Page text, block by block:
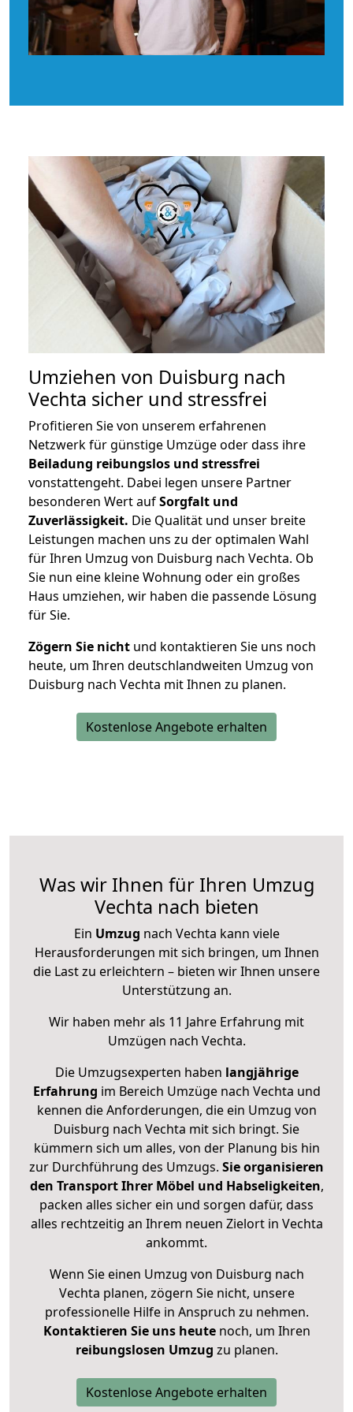
Umziehen von Duisburg nach
Vechta sicher und stressfrei
Profitieren Sie von unserem erfahrenen
Netzwerk für günstige Umzüge oder dass ihre
Beiladung reibungslos und stressfrei
vonstattengeht. Dabei legen unsere Partner
besonderen Wert aufSorgfalt und
Zuverlässigkeit. Die Qualität und unser breite
Leistungen machen uns zu der optimalen Wahl
für Ihren Umzug von Duisburg nach Vechta. Ob
Sie nun eine kleine Wohnung oder ein großes
Haus umziehen, wir haben die passende Lösung
für Sie.
Zögern Sie nicht und kontaktieren Sie uns noch
heute, um Ihren deutschlandweiten Umzug von
Duisburg nach Vechta mit Ihnen zu planen.
Kostenlose Angebote erhalten
Was wir Ihnen für Ihren Umzug
Vechta nach bieten
Ein Umzug nach Vechta kann viele
Herausforderungen mit sich bringen, um Ihnen
die Last zu erleichtern – bieten wir Ihnen unsere
Unterstützung an.
Wir haben mehr als 11 Jahre Erfahrung mit
Umzügen nach Vechta.
Die Umzugsexperten haben langjährige
Erfahrung im Bereich Umzüge nach Vechta und
kennen die Anforderungen, die ein Umzug von
Duisburg nach Vechta mit sich bringt. Sie
kümmern sich um alles, von der Planung bis hin
zur Durchführung des Umzugs. Sie organisieren
den Transport Ihrer Möbel und Habseligkeiten,
packen alles sicher ein und sorgen dafür, dass
alles rechtzeitig an Ihrem neuen Zielort in Vechta
ankommt.
Wenn Sie einen Umzug von Duisburg nach
Vechta planen, zögern Sie nicht, unsere
professionelle Hilfe in Anspruch zu nehmen.
Kontaktieren Sie uns heutenoch, um Ihren
reibungslosen Umzug zu planen.
Kostenlose Angebote erhalten